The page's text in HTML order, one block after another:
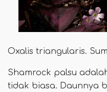
Oxalis triangularis.
Shamrock palsu
tidak biasa. Daunnya